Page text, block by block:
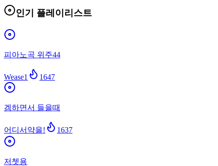
인기 플레이리스트
피아노곡 위주44
Wease1 1647
겜하면서 들을때
어디서약을! 1637
저쳇용